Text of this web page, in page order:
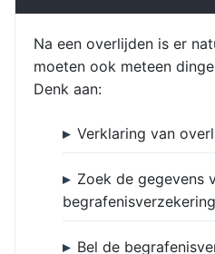
Na een overlijden is er
moeten ook meteen
Denk aan:
Verklaring van
Zoek de gegevens
Bel de